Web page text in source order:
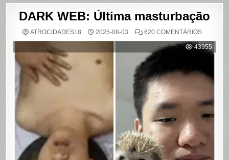
DARK WEB: Última masturbação
ATROCIDADES18 2025-08-03 620 COMENTÁRIOSEM
WEB:
ÚLTIMA
43955